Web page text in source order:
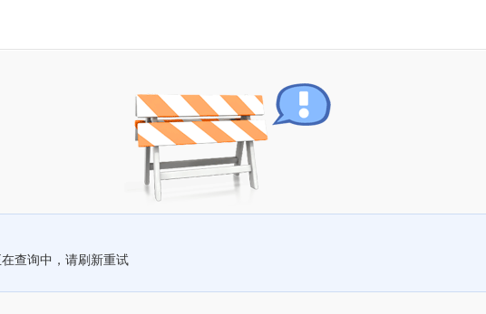
查询中，请刷新重试